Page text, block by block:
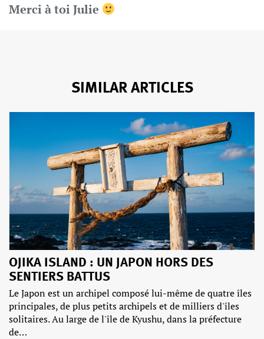
Merci à toi Julie
SIMILAR ARTICLES
OJIKA ISLAND : UN JAPON HORS DES
SENTIERS BATTUS
Le Japon est un archipel composé lui-même de quatre îles
principales, de plus petits archipels et de milliers d'îles
solitaires. Au large de l'île de Kyushu, dans la préfecture
de…